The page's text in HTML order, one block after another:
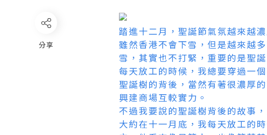
踏進十二月，聖誕節氣氛越來越濃
雖然香港不會下雪，但是越來越
雪，其實也不打緊，重要的是聖
每天放工的時候，我總要穿過一
聖誕樹的背後，當然有著很濃厚
興建商場互較實力。
不過我要說的聖誕樹背後的故事
大約在十一月底，我每天放工的
分享